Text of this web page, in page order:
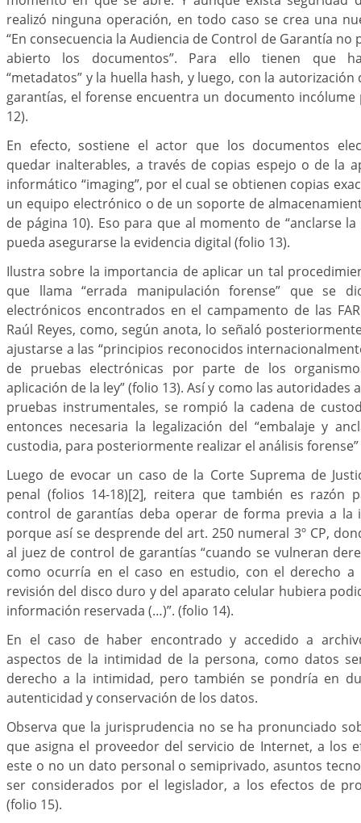
realizó ninguna operación, en todo caso se crea una
“En consecuencia la Audiencia de Control de Garantía no
abierto los documentos”. Para ello tienen que
“metadatos” y la huella hash, y luego, con la
garantías, el forense encuentra un documento incólume
12).
En efecto, sostiene el actor que los documentos
quedar inalterables, a través de copias espejo o de la
informático “imaging”, por el cual se obtienen copias
un equipo electrónico o de un soporte de
de página 10). Eso para que al momento de “anclarse
pueda asegurarse la evidencia digital (folio 13).
Ilustra sobre la importancia de aplicar un tal
que llama “errada manipulación forense” que se
electrónicos encontrados en el campamento de las
Raúl Reyes, como, según anota, lo señaló
ajustarse a las “principios reconocidos
de pruebas electrónicas por parte de los
aplicación de la ley” (folio 13). Así y como las autoridades
pruebas instrumentales, se rompió la cadena de
entonces necesaria la legalización del “embalaje y
custodia, para posteriormente realizar el análisis
Luego de evocar un caso de la Corte Suprema de
penal (folios 14-18)[2], reitera que también es razón
control de garantías deba operar de forma previa a la
porque así se desprende del art. 250 numeral 3º CP,
al juez de control de garantías “cuando se vulneran
como ocurría en el caso en estudio, con el derecho
revisión del disco duro y del aparato celular hubiera
información reservada (…)”. (folio 14).
En el caso de haber encontrado y accedido a
aspectos de la intimidad de la persona, como datos
derecho a la intimidad, pero también se pondría en
autenticidad y conservación de los datos.
Observa que la jurisprudencia no se ha pronunciado
que asigna el proveedor del servicio de Internet, a los
este o no un dato personal o semiprivado, asuntos
ser considerados por el legislador, a los efectos de
(folio 15).